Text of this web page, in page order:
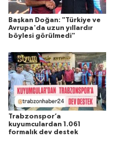
Başkan Doğan: "Türkiye ve
Avrupa'da uzun yıllardır
böylesi görülmedi"
Trabzonspor’a
kuyumculardan 1.061
formalık dev destek